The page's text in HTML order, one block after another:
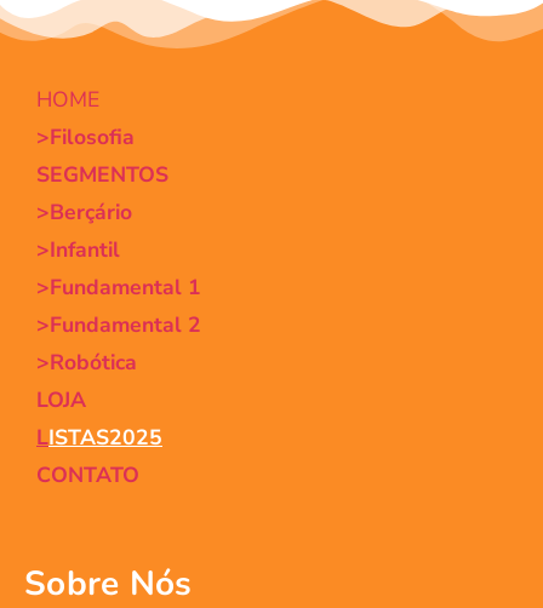
HOME
>Filosofia
SEGMENTOS
>Berçário
>Infantil
>Fundamental 1
>Fundamental 2
>Robótica
LOJA
LISTAS2025
CONTATO
Sobre Nós